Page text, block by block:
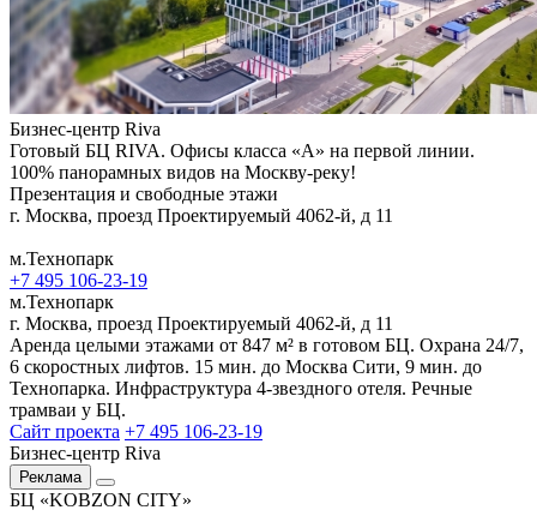
Бизнес-центр Riva
Готовый БЦ RIVA. Офисы класса «А» на первой линии.
100% панорамных видов на Москву-реку!
Презентация и свободные этажи
г. Москва, проезд Проектируемый 4062-й, д 11
м.Технопарк
+7 495 106-23-19
м.Технопарк
г. Москва, проезд Проектируемый 4062-й, д 11
Аренда целыми этажами от 847 м² в готовом БЦ. Охрана 24/7,
6 скоростных лифтов. 15 мин. до Москва Сити, 9 мин. до
Технопарка. Инфраструктура 4-звездного отеля. Речные
трамваи у БЦ.
Сайт проекта +7 495 106-23-19
Бизнес-центр Riva
Реклама
БЦ «KOBZON CITY»